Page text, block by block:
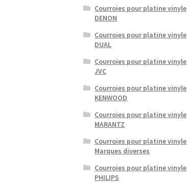
Courroies pour platine vinyle
DENON
Courroies pour platine vinyle
DUAL
Courroies pour platine vinyle
JVC
Courroies pour platine vinyle
KENWOOD
Courroies pour platine vinyle
MARANTZ
Courroies pour platine vinyle
Marques diverses
Courroies pour platine vinyle
PHILIPS